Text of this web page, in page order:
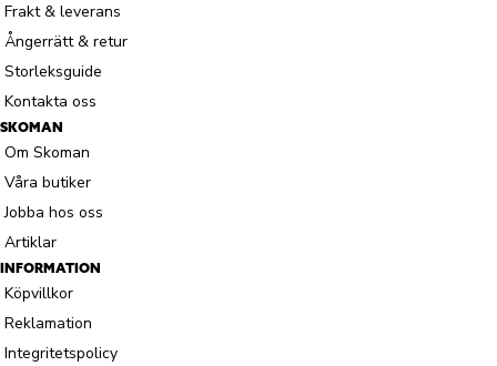
Frakt & leverans
Ångerrätt & retur
Storleksguide
Kontakta oss
SKOMAN
Om Skoman
Våra butiker
Jobba hos oss
Artiklar
INFORMATION
Köpvillkor
Reklamation
Integritetspolicy